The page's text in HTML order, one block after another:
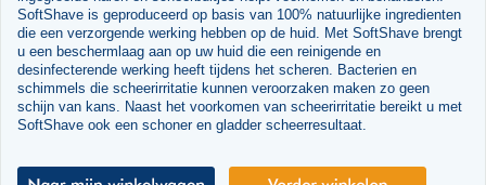
SoftShave is geproduceerd op basis van 100% natuurlijke ingredienten
die een verzorgende werking hebben op de huid. Met SoftShave brengt
u een beschermlaag aan op uw huid die een reinigende en
desinfecterende werking heeft tijdens het scheren. Bacterien en
schimmels die scheerirritatie kunnen veroorzaken maken zo geen
schijn van kans. Naast het voorkomen van scheerirritatie bereikt u met
SoftShave ook een schoner en gladder scheerresultaat.